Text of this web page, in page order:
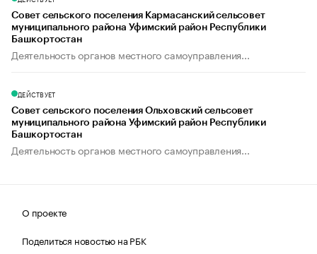
Совет сельского поселения Кармасанский сельсовет
муниципального района Уфимский район Республики
Башкортостан
Деятельность органов местного самоуправления...
ДЕЙСТВУЕТ
Совет сельского поселения Ольховский сельсовет
муниципального района Уфимский район Республики
Башкортостан
Деятельность органов местного самоуправления...
О проекте
Поделиться новостью на РБК